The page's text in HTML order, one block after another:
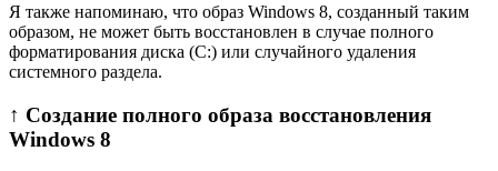
Я также напоминаю, что образ Windows 8, созданный таким
образом, не может быть восстановлен в случае полного
форматирования диска (C:) или случайного удаления
системного раздела.
↑ Создание полного образа восстановления
Windows 8